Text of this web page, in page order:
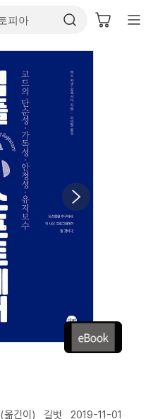
(옮긴이) 길벗 2019-11-01